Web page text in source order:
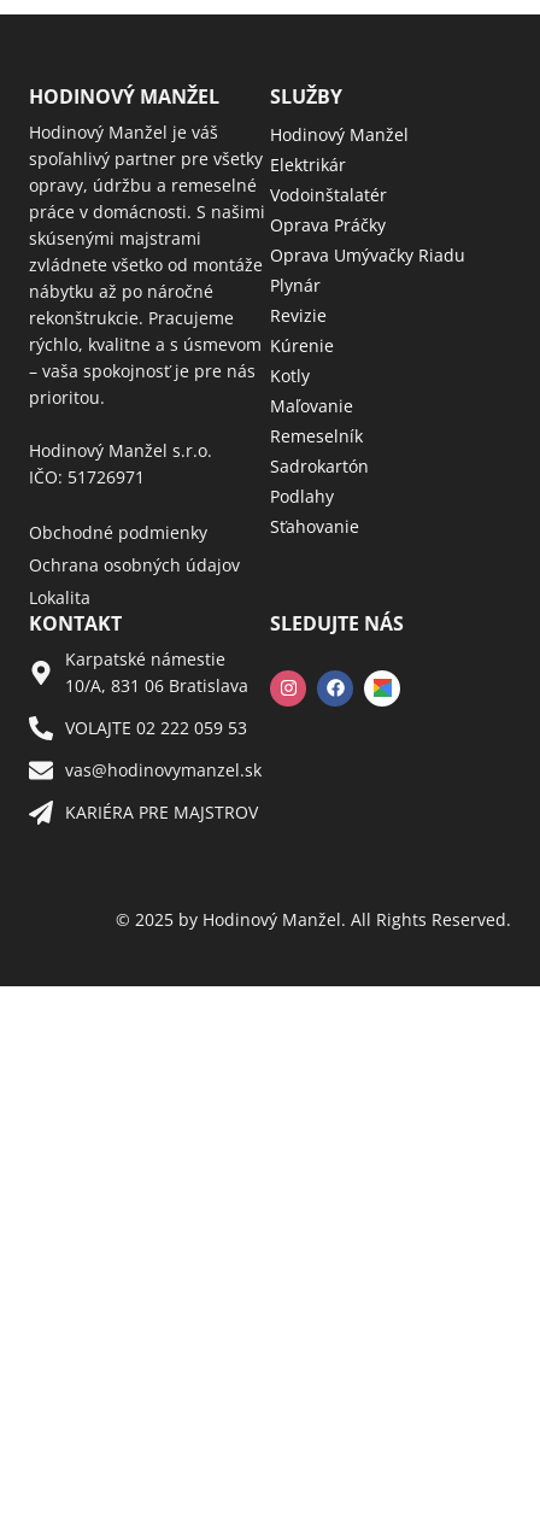
HODINOVÝ MANŽEL
Hodinový Manžel je váš
spoľahlivý partner pre všetky
opravy, údržbu a remeselné
práce v domácnosti. S našimi
skúsenými majstrami
zvládnete všetko od montáže
nábytku až po náročné
rekonštrukcie. Pracujeme
rýchlo, kvalitne a s úsmevom
– vaša spokojnosť je pre nás
prioritou.
Hodinový Manžel s.r.o.
IČO: 51726971
Obchodné podmienky
Ochrana osobných údajov
Lokalita
SLUŽBY
Hodinový Manžel
Elektrikár
Vodoinštalatér
Oprava Práčky
Oprava Umývačky Riadu
Plynár
Revizie
Kúrenie
Kotly
Maľovanie
Remeselník
Sadrokartón
Podlahy
Sťahovanie
KONTAKT
Karpatské námestie
10/A, 831 06 Bratislava
VOLAJTE 02 222 059 53​
vas@hodinovymanzel.sk​
KARIÉRA PRE MAJSTROV​
SLEDUJTE NÁS
© 2025 by Hodinový Manžel. All Rights Reserved.